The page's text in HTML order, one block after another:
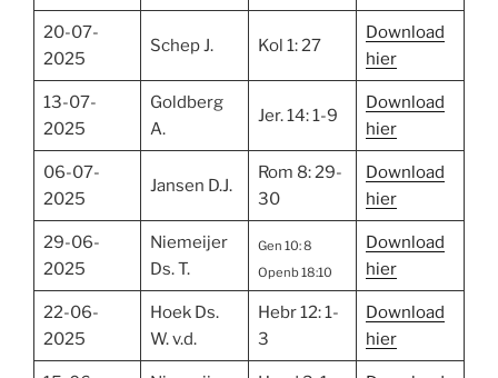
20-07-
2025
Schep J. Kol 1: 27
Download
hier
13-07-
2025
Goldberg
A.
Jer. 14: 1-9
Download
hier
06-07-
2025
Jansen D.J.
Rom 8: 29-
30
Download
hier
29-06-
2025
Niemeijer
Ds. T.
Gen 10: 8
Openb 18:10
Download
hier
22-06-
2025
Hoek Ds.
W. v.d.
Hebr 12: 1-
3
Download
hier